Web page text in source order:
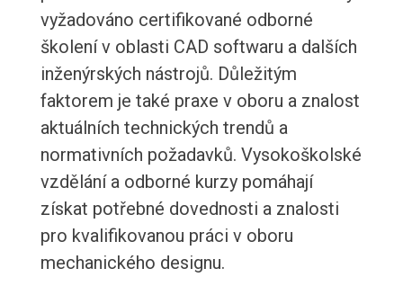
vyžadováno certifikované odborné
školení v oblasti CAD softwaru a dalších
inženýrských nástrojů. Důležitým
faktorem je také praxe v oboru a znalost
aktuálních technických trendů a
normativních požadavků. Vysokoškolské
vzdělání a odborné kurzy pomáhají
získat potřebné dovednosti a znalosti
pro kvalifikovanou práci v oboru
mechanického designu.